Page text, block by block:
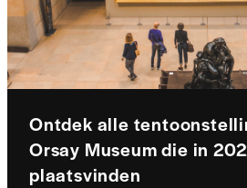
Ontdek alle
Orsay Museum die in
plaatsvinden